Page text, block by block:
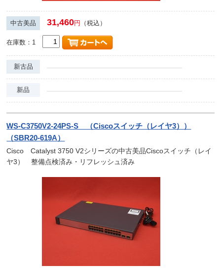
中古美品 31,460円 （税込）
在庫数：1
新古品
新品
WS-C3750V2-24PS-S （Ciscoスイッチ（レイヤ3））
（SBR20-619A）
Cisco Catalyst 3750 V2シリーズの中古美品Ciscoスイッチ（レイ
ヤ3） 整備点検済み・リフレッシュ済み